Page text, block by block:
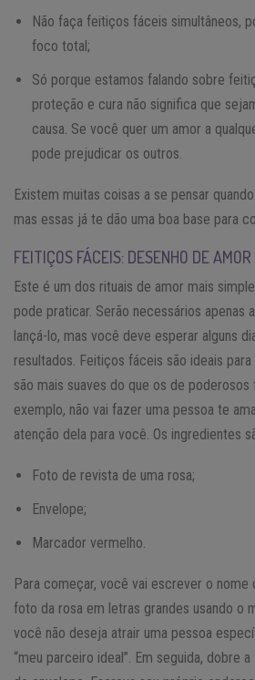
Não faça feitiços fáceis simultâneos,
foco total;
Só porque estamos falando sobre
proteção e cura não significa que
causa. Se você quer um amor a
pode prejudicar os outros.
Existem muitas coisas a se pensar
mas essas já te dão uma boa base para
FEITIÇOS FÁCEIS: DESENHO DE
Este é um dos rituais de amor mais
pode praticar. Serão necessários apenas
lançá-lo, mas você deve esperar alguns
resultados. Feitiços fáceis são ideais
são mais suaves do que os de
exemplo, não vai fazer uma pessoa te
atenção dela para você. Os ingredientes
Foto de revista de uma rosa;
Envelope;
Marcador vermelho.
Para começar, você vai escrever o nome
foto da rosa em letras grandes usando o
você não deseja atrair uma pessoa
“meu parceiro ideal”. Em seguida, dobre